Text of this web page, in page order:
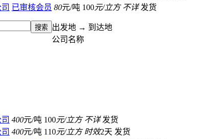
已审核会员 80元/吨 100元/立方 不详 发货
出发地 → 到达地
公司名称
400元/吨 100元/立方 不详 发货
400元/吨 110元/立方 时效2天 发货